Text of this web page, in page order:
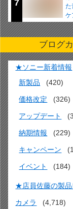
7
た
ケ
ブログ
★ソニー新着情報
新製品
(420)
価格改定 (326)
アップデート
納期情報 (229)
キャンペーン
イベント (184)
★店員佐藤の製品
カメラ
(4,718)